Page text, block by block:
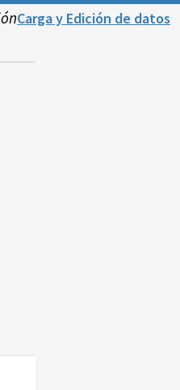
Carga y Edición de datos